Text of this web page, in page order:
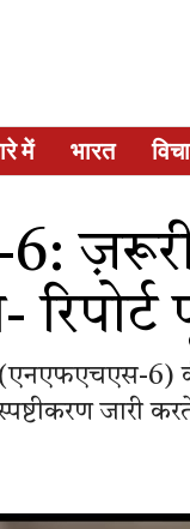
में भारत
स्पष्टीकरण